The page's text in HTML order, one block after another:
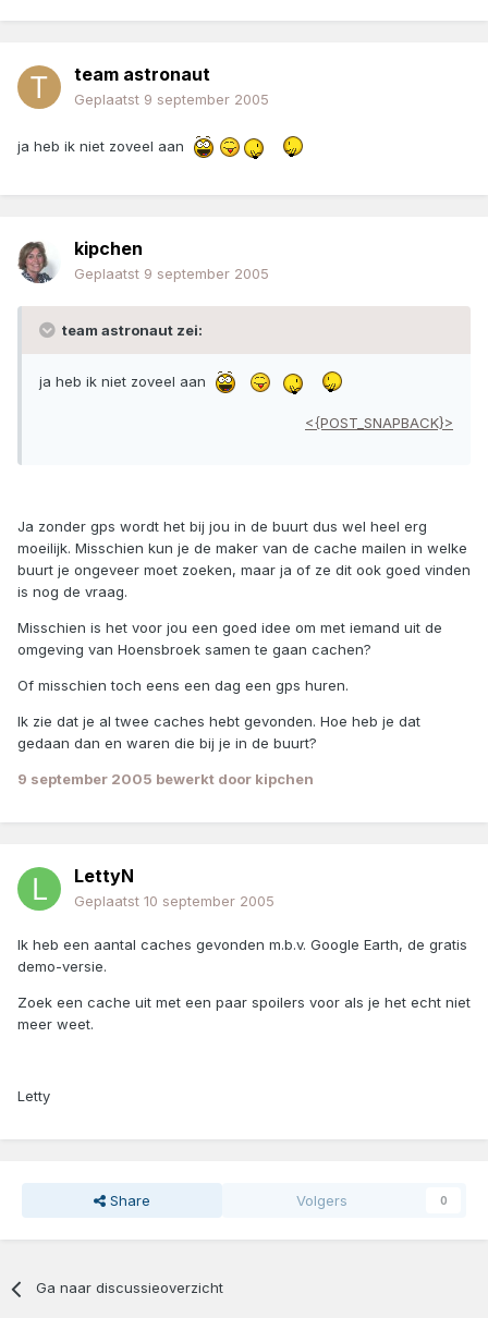
team astronaut
Geplaatst 9 september 2005
ja heb ik niet zoveel aan
kipchen
Geplaatst 9 september 2005
team astronaut zei:
ja heb ik niet zoveel aan
<{POST_SNAPBACK}>
Ja zonder gps wordt het bij jou in de buurt dus wel heel erg
moeilijk. Misschien kun je de maker van de cache mailen in welke
buurt je ongeveer moet zoeken, maar ja of ze dit ook goed vinden
is nog de vraag.
Misschien is het voor jou een goed idee om met iemand uit de
omgeving van Hoensbroek samen te gaan cachen?
Of misschien toch eens een dag een gps huren.
Ik zie dat je al twee caches hebt gevonden. Hoe heb je dat
gedaan dan en waren die bij je in de buurt?
9 september 2005 bewerkt door kipchen
LettyN
Geplaatst 10 september 2005
Ik heb een aantal caches gevonden m.b.v. Google Earth, de gratis
demo-versie.
Zoek een cache uit met een paar spoilers voor als je het echt niet
meer weet.
Letty
Share Volgers 0
Ga naar discussieoverzicht